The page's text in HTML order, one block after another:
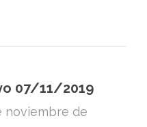
07/11/2019
noviembre de